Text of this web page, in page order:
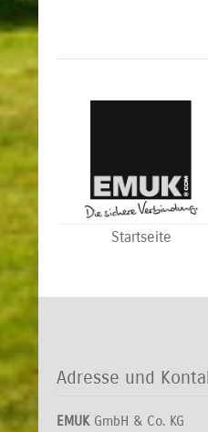
Startseite
Adresse und
EMUKGmbH & Co. KG